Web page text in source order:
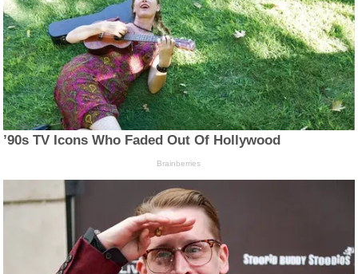
’90s TV Icons Who Faded Out Of Hollywood
Brainberries